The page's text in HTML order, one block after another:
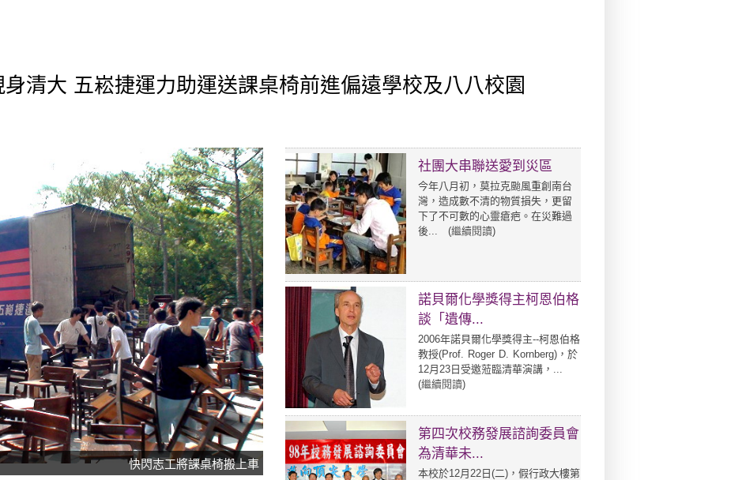
清大 五崧捷運力助運送課桌椅前進偏遠學校及八八校園
快閃志工將課桌椅搬上車
社團大串聯送愛到災區
今年八月初，莫拉克颱風重創南台
灣，造成數不清的物質損失，更留
下了不可數的心靈瘡疤。在災難過
後... (繼續閱讀)
諾貝爾化學獎得主柯恩伯格
談「遺傳...
2006年諾貝爾化學獎得主--柯恩伯格
教授(Prof. Roger D. Kornberg)，於
12月23日受邀蒞臨清華演講，...
(繼續閱讀)
第四次校務發展諮詢委員會
為清華未...
本校於12月22日(二)，假行政大樓第